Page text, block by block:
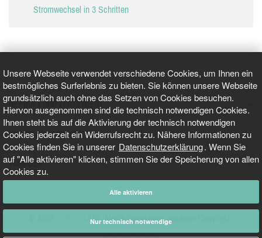
Unsere Webseite verwendet verschiedene Cookies, um Ihnen ein
bestmögliches Surferlebnis zu bieten. Sie können unsere Webseite
grundsätzlich auch ohne das Setzen von Cookies besuchen.
Hiervon ausgenommen sind die technisch notwendigen Cookies.
Ihnen steht bis auf die Aktivierung der technisch notwendigen
Cookies jederzeit ein Widerrufsrecht zu. Nähere Informationen zu
Cookies finden Sie in unserer Datenschutzerklärung. Wenn Sie
auf "Alle aktivieren" klicken, stimmen Sie der Speicherung von allen
Cookies zu.
Alle aktivieren
Nur technisch notwendige
Stromwechsel in 3 Schritten
GEPRÜFT UND ZERTIFIZIERT
AKTUELLE NACHRICHTEN
TARIFO.DE
Alle Inhalte unterliegen unserem Copyright.